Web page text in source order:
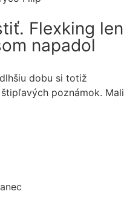
Flexking len
napadol
dobu si totiž
poznámok. Mali